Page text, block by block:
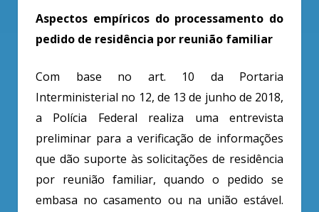
Aspectos empíricos do processamento do
pedido de residência por reunião familiar
Com base no art. 10 da Portaria
Interministerial no 12, de 13 de junho de 2018,
a Polícia Federal realiza uma entrevista
preliminar para a verificação de informações
que dão suporte às solicitações de residência
por reunião familiar, quando o pedido se
embasa no casamento ou na união estável.